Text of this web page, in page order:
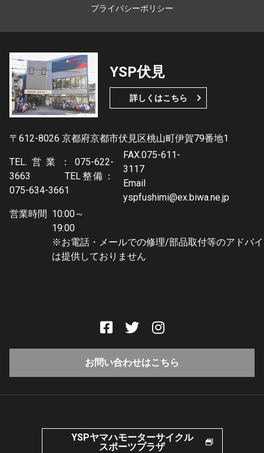
プライバシーポリシー
YSP伏見
詳しくはこちら
〒612-8026 京都府京都市伏見区桃山町伊賀79番地1
TEL.営業：075-622-
3663 TEL整備：
075-634-3661
FAX.075-611-
3117
Email
yspfushimi@ex.biwa.ne.jp
営業時間 10:00～
※お電話・メールでの修理/部品取付等のアドバ
は提供しておりません
お問い合わせはこちら
YSPヤマハモーターサイクル
スポーツプラザ